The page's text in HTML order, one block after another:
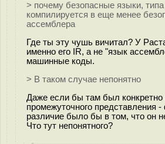
> почему безопасные языки,
компилируется в еще менее
ассемблера
Где ты эту чушь вичитал? У
именно его IR, а не "язык
машинные коды.
> В таком случае непонятно
Даже если бы там был конкретно
промежуточного представления
различие было бы в том, что он
Что тут непонятного?